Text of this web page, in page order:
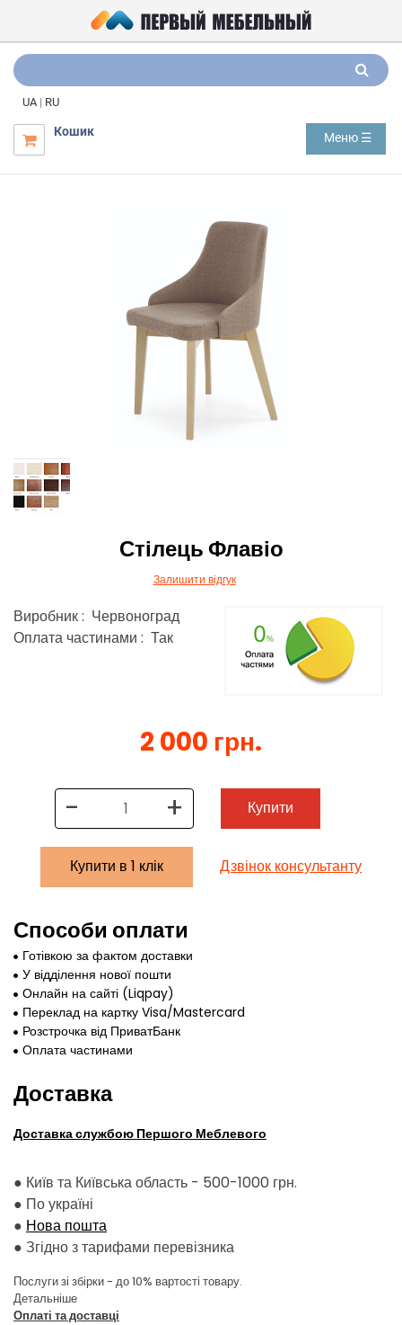
UA | RU

Кошик Меню ☰
Стілець Флавіо
Залишити відгук
Виробник : Червоноград
Оплата частинами : Так
2 000 грн.
- + Купити
Купити в 1 клік Дзвінок консультанту
Способи оплати
Готівкою за фактом доставки
У відділення нової пошти
Онлайн на сайті (Liqpay)
Переклад на картку Visa/Mastercard
Розстрочка від ПриватБанк
Оплата частинами
Доставка
Доставка службою Першого Меблевого
● Київ та Київська область - 500-1000 грн.
● По україні
● Нова пошта
● Згідно з тарифами перевізника
Послуги зі збірки - до 10% вартості товару.
Детальніше
Оплаті та доставці